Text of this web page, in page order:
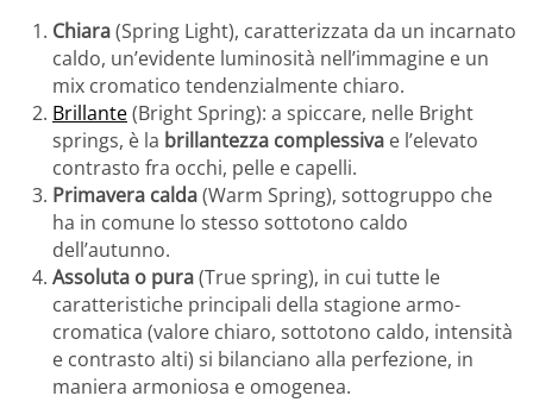
Chiara(Spring Light), caratterizzata da un incarnato
caldo, un’evidente luminosità nell’immagine e un
mix cromatico tendenzialmente chiaro.
Brillante(Bright Spring): a spiccare, nelle Bright
springs, è la brillantezza complessiva e l’elevato
contrasto fra occhi, pelle e capelli.
Primavera calda(Warm Spring), sottogruppo che
ha in comune lo stesso sottotono caldo
dell’autunno.
Assoluta o pura(True spring), in cui tutte le
caratteristiche principali della stagione armo-
cromatica (valore chiaro, sottotono caldo, intensità
e contrasto alti) si bilanciano alla perfezione, in
maniera armoniosa e omogenea.